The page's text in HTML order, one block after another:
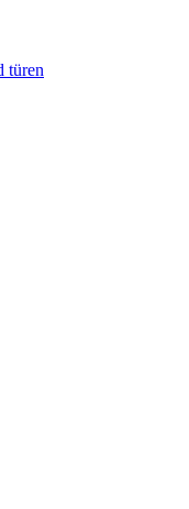
türen